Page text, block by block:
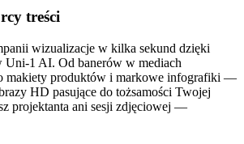
treści
wizualizacje w kilka sekund dzięki
Uni-1 AI. Od banerów w mediach
makiety produktów i markowe infografiki —
HD pasujące do tożsamości Twojej
projektanta ani sesji zdjęciowej —